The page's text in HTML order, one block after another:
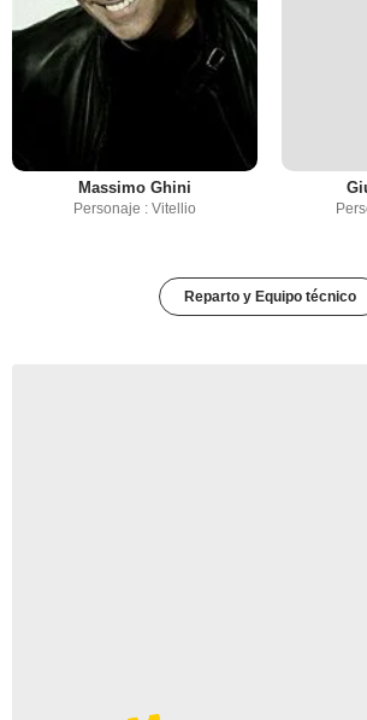
Massimo Ghini
Personaje : Vitellio
Reparto y Equipo técnico